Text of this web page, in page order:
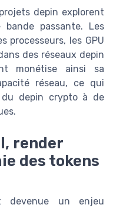
depin explorent
passante. Les
processeurs, les GPU
des réseaux depin
monétise ainsi sa
réseau, ce qui
du depin crypto à de
render
des tokens
devenue un enjeu